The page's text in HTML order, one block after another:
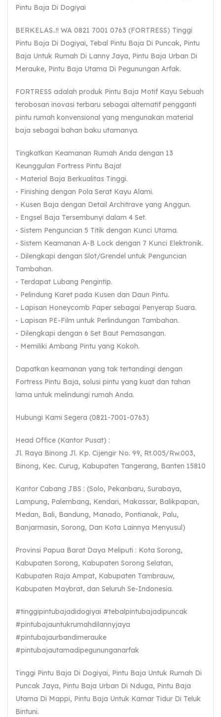
Pintu Baja Di Dogiyai
BERKELAS..!! WA 0821 7001 0763 (FORTRESS) Tinggi
Pintu Baja Di Dogiyai, Tebal Pintu Baja Di Puncak, Pintu
Baja Untuk Rumah Di Lanny Jaya, Pintu Baja Urban Di
Merauke, Pintu Baja Utama Di Pegunungan Arfak.
FORTRESS adalah produk Pintu Baja Motif Kayu Sebuah
terobosan inovasi terbaru sebagai alternatif pengganti
pintu rumah konvensional yang mengunakan material
baja sebagai bahan baku utamanya.
Tingkatkan Keamanan Rumah Anda dengan 13
Keunggulan Fortress Pintu Baja!
- Material Baja Berkualitas Tinggi.
- Finishing dengan Pola Serat Kayu Alami.
- Kusen Baja dengan Detail Architrave yang Anggun.
- Engsel Baja Tersembunyi dalam 4 Set.
- Sistem Penguncian 5 Titik dengan Kunci Utama.
- Sistem Keamanan A-B Lock dengan 7 Kunci Elektronik.
- Dilengkapi dengan Slot/Grendel untuk Penguncian
Tambahan.
- Terdapat Lubang Pengintip.
- Pelindung Karet pada Kusen dan Daun Pintu.
- Lapisan Honeycomb Paper sebagai Penyerap Suara.
- Lapisan PE-Film untuk Perlindungan Tambahan.
- Dilengkapi dengan 6 Set Baut Pemasangan.
- Memiliki Ambang Pintu yang Kokoh.
Dapatkan keamanan yang tak tertandingi dengan
Fortress Pintu Baja, solusi pintu yang kuat dan tahan
lama untuk melindungi rumah Anda.
Hubungi Kami Segera (0821-7001-0763)
Head Office (Kantor Pusat) :
Jl. Raya Binong Jl. Kp. Cijengir No. 99, Rt.005/Rw.003,
Binong, Kec. Curug, Kabupaten Tangerang, Banten 15810
Kantor Cabang JBS : (Solo, Pekanbaru, Surabaya,
Lampung, Palembang, Kendari, Makassar, Balikpapan,
Medan, Bali, Bandung, Manado, Pontianak, Palu,
Banjarmasin, Sorong, Dan Kota Lainnya Menyusul)
Provinsi Papua Barat Daya Meliputi : Kota Sorong,
Kabupaten Sorong, Kabupaten Sorong Selatan,
Kabupaten Raja Ampat, Kabupaten Tambrauw,
Kabupaten Maybrat, dan Seluruh Se-Indonesia.
#tinggipintubajadidogiyai #tebalpintubajadipuncak
#pintubajauntukrumahdilannyjaya
#pintubajaurbandimerauke
#pintubajautamadipegununganarfak
Tinggi Pintu Baja Di Dogiyai, Pintu Baja Untuk Rumah Di
Puncak Jaya, Pintu Baja Urban Di Nduga, Pintu Baja
Utama Di Mappi, Pintu Baja Untuk Kamar Tidur Di Teluk
Bintuni.